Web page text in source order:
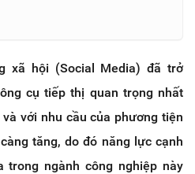
xã hội (Social Media) đã trở
cụ tiếp thị quan trọng nhất
với nhu cầu của phương tiện
tăng, do đó năng lực cạnh
trong ngành công nghiệp này